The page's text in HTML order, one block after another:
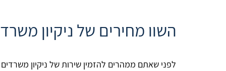
השוו מחירים של ניקיון
לפני שאתם ממהרים להזמין שירות של ניקיון